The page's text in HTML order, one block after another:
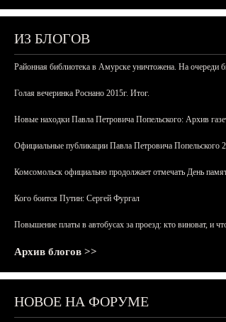
ИЗ БЛОГОВ
Районная библиотека в Амурске уничтожена. На очереди
Голая вечеринка Роснано 2015г. Итог.
Новые находки Павла Петровича Попельского: Архив
Официальные публикации Павла Петровича Попельского
Комсомольск официально продолжает отмечать День
Кого боится Путин: Сергей Фургал
Повышение платы в автобусах за проезд: кто виноват, и
Архив блогов >>
НОВОЕ НА ФОРУМЕ